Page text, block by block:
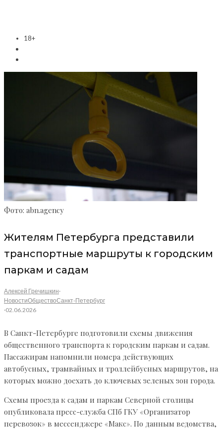
18+
Фото: abn.agency
Жителям Петербурга представили
транспортные маршруты к городским
паркам и садам
Алексей Гречишкин·
НовостиОбществоСанкт-Петербург
·02.06.2026
В Санкт-Петербурге подготовили схемы движения
общественного транспорта к городским паркам и садам.
Пассажирам напомнили номера действующих
автобусных, трамвайных и троллейбусных маршрутов, на
которых можно доехать до ключевых зеленых зон города.
Схемы проезда к садам и паркам Северной столицы
опубликовала пресс-служба СПб ГКУ «Организатор
перевозок» в мессенджере «Макс». По данным ведомства,